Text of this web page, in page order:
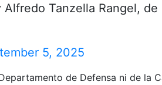
Tanzella Rangel,
5, 2025
de Defensa ni de la